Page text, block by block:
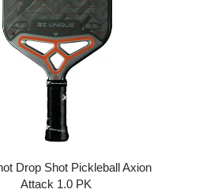
Drop Shot Pickleball Axion
Attack 1.0 PK